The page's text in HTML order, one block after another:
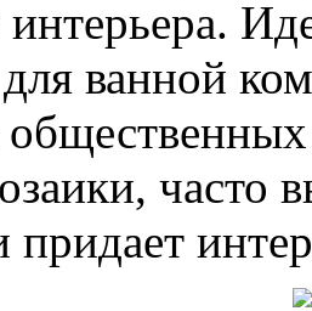
ванной
часто
придает